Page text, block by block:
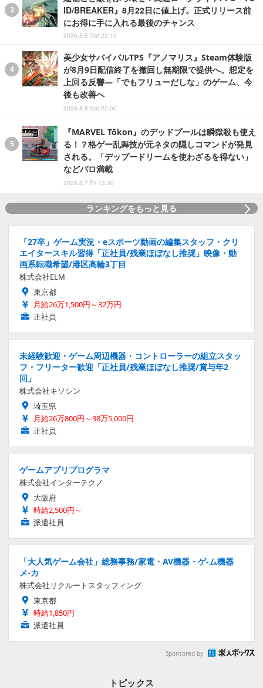
ID/BREAKER』8月22日に値上げ。正式リリース前
にお得に手に入れる最後のチャンス
2026.8.8 Sat 22:15
美少女サバイバルTPS『アノマリス』Steam体験版
が8月9日配信終了を撤回し無期限で提供へ。想定を
上回る反響―「でもフリューだしな」のゲーム、今
後も改善へ
2026.8.8 Sat 20:00
『MARVEL Tōkon』のデッドプールは瞬獄殺も使え
る！？格ゲー乱舞技が元ネタの隠しコマンドが発見
される。「デップードリームを使わざるを得ない」
などパロ満載
2026.8.7 Fri 13:30
ランキングをもっと見る
「27卒」ゲーム実況・eスポーツ動画の編集スタッフ・クリ
エイタースキル習得「正社員/残業ほぼなし推奨」映像・動
画系転職希望/港区高輪3丁目
株式会社ELM
東京都
月給26万1,500円～32万円
正社員
未経験歓迎・ゲーム周辺機器・コントローラーの組立スタッ
フ・フリーター歓迎「正社員/残業ほぼなし推奨/賞与年2
回」
株式会社キソシン
埼玉県
月給26万800円～38万5,000円
正社員
ゲームアプリプログラマ
株式会社インターテクノ
大阪府
時給2,500円～
派遣社員
「大人気ゲーム会社」総務事務/家電・AV機器・ゲ-ム機器
メ-カ
株式会社リクルートスタッフィング
東京都
時給1,850円
派遣社員
Sponsored by
トピックス